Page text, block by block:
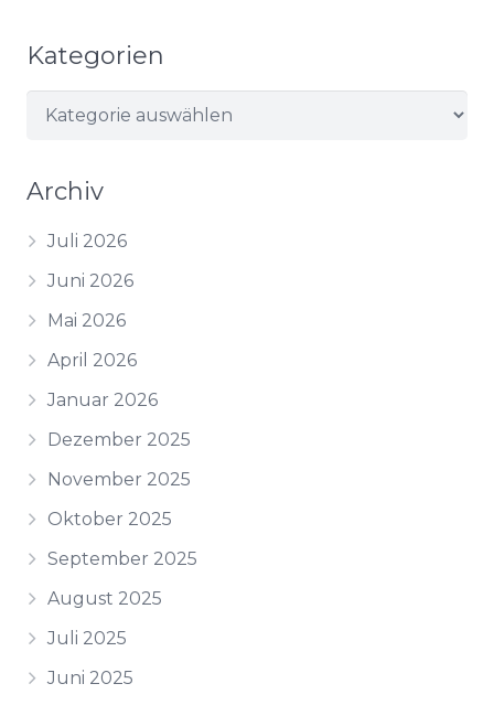
Kategorien
Kategorien
Archiv
Juli 2026
Juni 2026
Mai 2026
April 2026
Januar 2026
Dezember 2025
November 2025
Oktober 2025
September 2025
August 2025
Juli 2025
Juni 2025